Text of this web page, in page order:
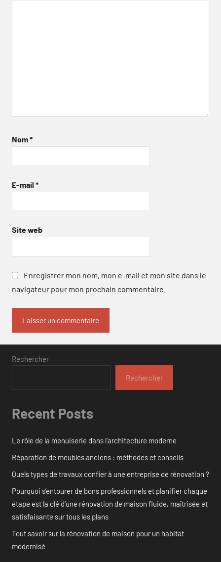
Nom*
E-mail *
Site web
Enregistrer mon nom, mon e-mail et mon site dans le
navigateur pour mon prochain commentaire.
Rechercher
Rechercher
Recent Posts
Le rôle de la menuiserie dans l’architecture moderne
Réparation de meubles anciens : méthodes et conseils
Quels types de travaux confier à une entreprise de rénovation ?
Pourquoi s’entourer de bons professionnels et planifier chaque
étape est la clé d’une rénovation de maison fluide, maîtrisée et
satisfaisante sur tous les plans
Tout savoir sur la rénovation de maison pour un habitat
modernisé